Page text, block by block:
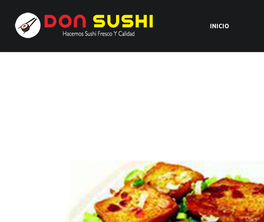
INICIO